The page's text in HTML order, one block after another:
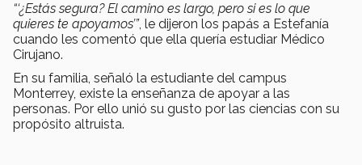
“‘¿Estás segura? El camino es largo, pero si es lo que
quieres te apoyamos’”, le dijeron los papás a Estefanía
cuando les comentó que ella quería estudiar Médico
Cirujano.
En su familia, señaló la estudiante del campus
Monterrey, existe la enseñanza de apoyar a las
personas. Por ello unió su gusto por las ciencias con su
propósito altruista.